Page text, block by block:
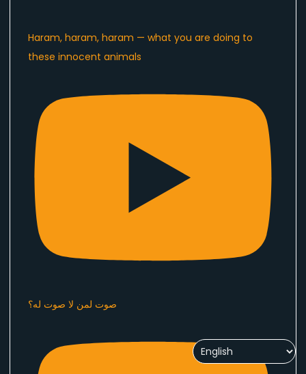
Haram, haram, haram — what you are doing to
these innocent animals
صوت لمن لا صوت له؟